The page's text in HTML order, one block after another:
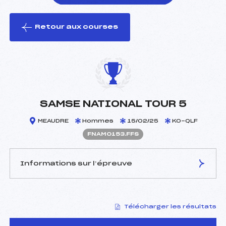
le ski
Retour aux courses
SAMSE NATIONAL TOUR 5
MEAUDRE Hommes 15/02/25 KO-QLF
FNAM0153.FFS
Informations sur l’épreuve
VANDEL LUDOVIC (MJ)
D.T Adjoint :
–
Télécharger les résultats